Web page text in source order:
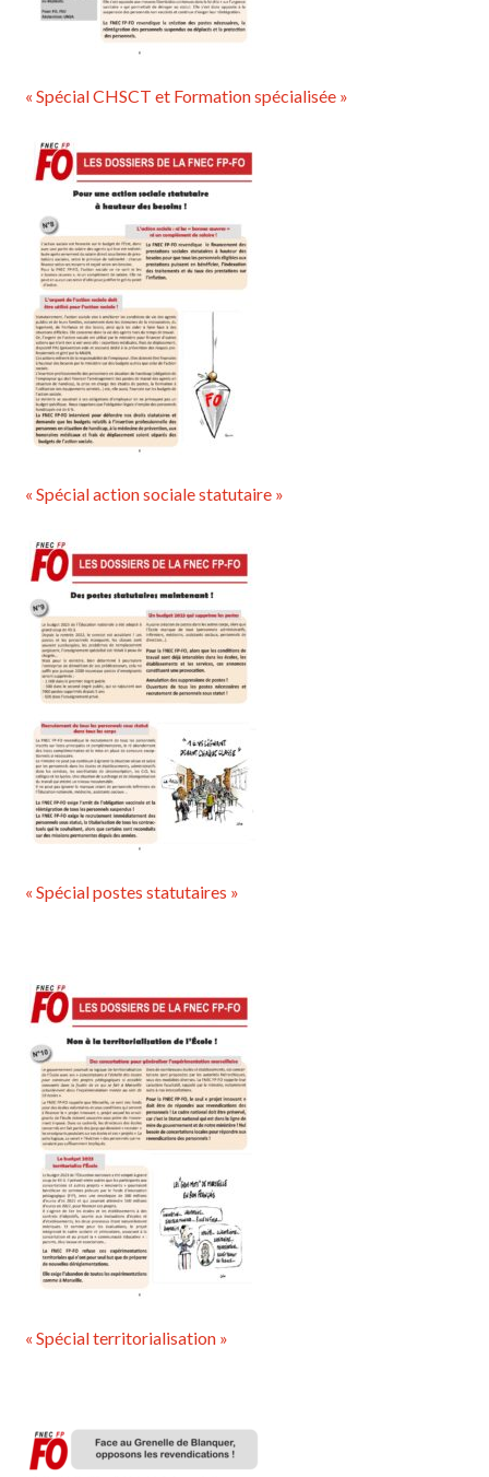
« Spécial CHSCT et Formation spécialisée »
« Spécial action sociale statutaire »
« Spécial postes statutaires »
« Spécial territorialisation »